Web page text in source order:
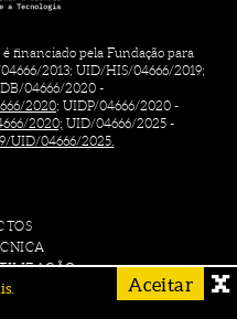
financiado pela Fundação para
2013; UID/HIS/04666/2019;
04666/2020 -
2020; UIDP/04666/2020 -
2020; UID/04666/2025 -
UID/04666/2025.
Aceitar